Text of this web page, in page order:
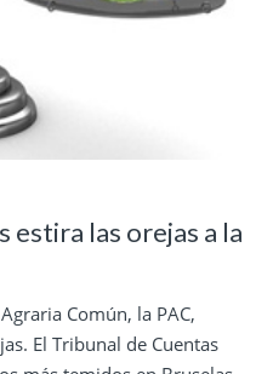
estira las orejas a la
Común, la PAC,
El Tribunal de Cuentas